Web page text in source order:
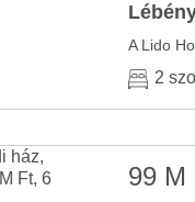
2
99 M